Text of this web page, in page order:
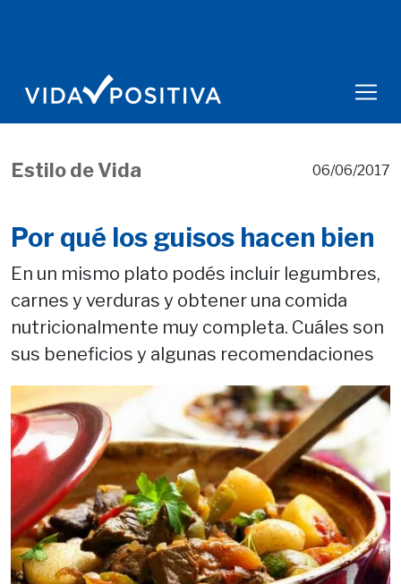
Estilo de Vida 06/06/2017
Por qué los guisos hacen bien
En un mismo plato podés incluir legumbres,
carnes y verduras y obtener una comida
nutricionalmente muy completa. Cuáles son
sus beneficios y algunas recomendaciones